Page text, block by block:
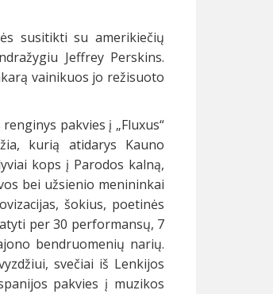
susitikti su amerikiečių
Jeffrey Perskins.
vainikuos jo režisuoto
pakvies į „Fluxus“
kurią atidarys Kauno
kops į Parodos kalną,
bei užsienio menininkai
šokius, poetinės
per 30 performansų, 7
bendruomenių narių.
svečiai iš Lenkijos
pakvies į muzikos